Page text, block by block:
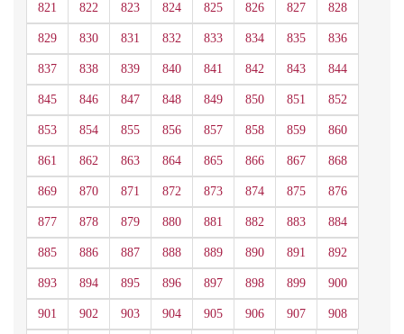
821 822 823 824 825 826 827 828
829 830 831 832 833 834 835 836
837 838 839 840 841 842 843 844
845 846 847 848 849 850 851 852
853 854 855 856 857 858 859 860
861 862 863 864 865 866 867 868
869 870 871 872 873 874 875 876
877 878 879 880 881 882 883 884
885 886 887 888 889 890 891 892
893 894 895 896 897 898 899 900
901 902 903 904 905 906 907 908